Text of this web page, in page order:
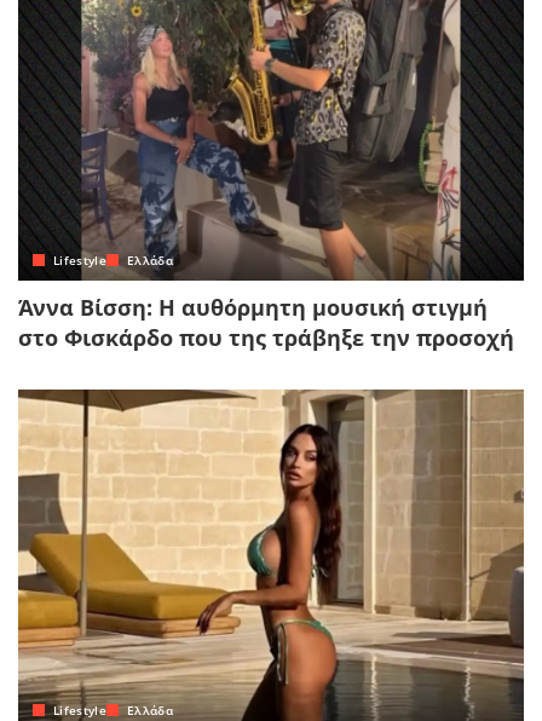
Lifestyle Ελλάδα
Άννα Βίσση: Η αυθόρμητη μουσική στιγμή
στο Φισκάρδο που της τράβηξε την προσοχή
Lifestyle Ελλάδα